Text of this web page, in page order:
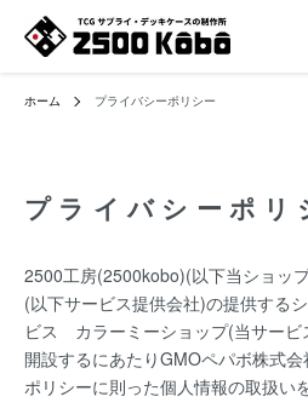
ホーム プライバシーポリシー
プライバシーポリ
2500工房(2500kobo)(以下当ショップ
(以下サービス提供会社)の提供する
ビス カラーミーショップ(当サービ
開設するにあたりGMOペパボ株式会
ポリシーに則った個人情報の取扱い